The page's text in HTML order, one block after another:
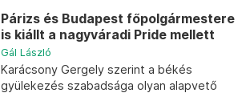
Párizs és Budapest főpolgármestere
is kiállt a nagyváradi Pride mellett
Gál László
Karácsony Gergely szerint a békés
gyülekezés szabadsága olyan alapvető